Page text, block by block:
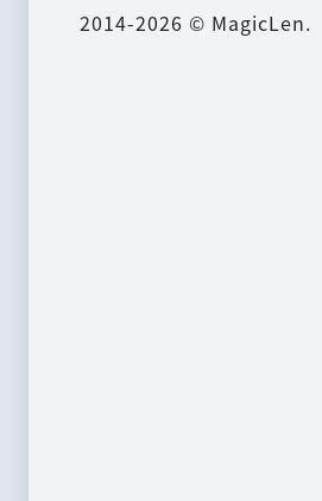
2014-2026 © MagicLen.